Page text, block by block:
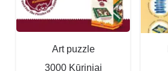
Art puzzle
3000 Kūriniai